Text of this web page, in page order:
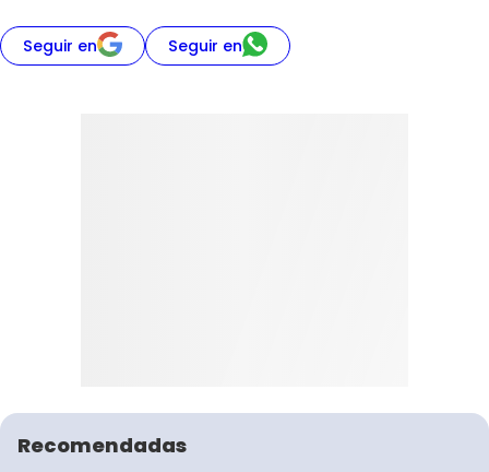
Seguir en Seguir en
Recomendadas